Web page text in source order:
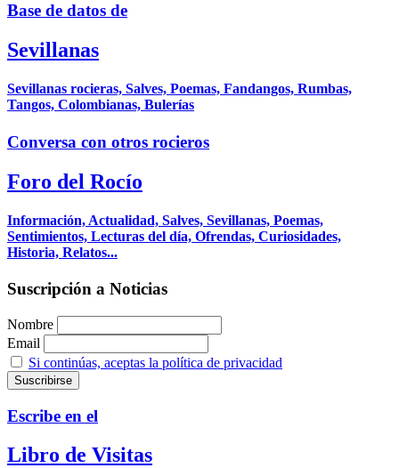
Base de datos de
Sevillanas
Sevillanas rocieras, Salves, Poemas, Fandangos, Rumbas,
Tangos, Colombianas, Bulerías
Conversa con otros rocieros
Foro del Rocío
Información, Actualidad, Salves, Sevillanas, Poemas,
Sentimientos, Lecturas del día, Ofrendas, Curiosidades,
Historia, Relatos...
Suscripción a Noticias
Nombre
Email
Si continúas, aceptas la política de privacidad
Escribe en el
Libro de Visitas